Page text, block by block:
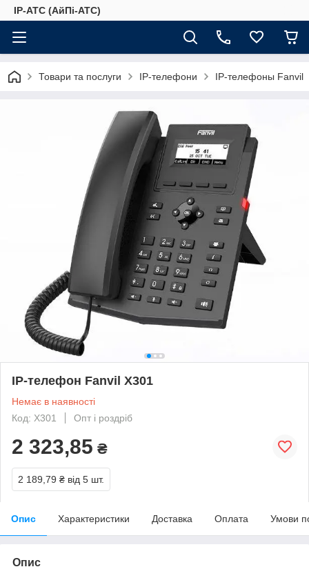
IP-АТС (АйПі-АТС)
Товари та послуги IP-телефони IP-телефоны Fanvil
IP-телефон Fanvil X301
Немає в наявності
Код: X301
Опт і роздріб
2 323,85 ₴
2 189,79 ₴ від 5 шт.
Опис Характеристики Доставка Оплата Умови
Опис